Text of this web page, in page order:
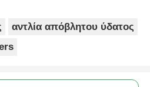
αντλία απόβλητου ύδατος